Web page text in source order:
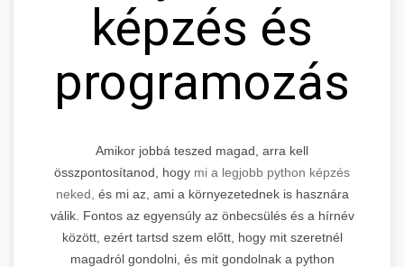
képzés és
programozás
Amikor jobbá teszed magad, arra kell
összpontosítanod, hogy mi a legjobb python képzés
neked, és mi az, ami a környezetednek is hasznára
válik. Fontos az egyensúly az önbecsülés és a hírnév
között, ezért tartsd szem előtt, hogy mit szeretnél
magadról gondolni, és mit gondolnak a python